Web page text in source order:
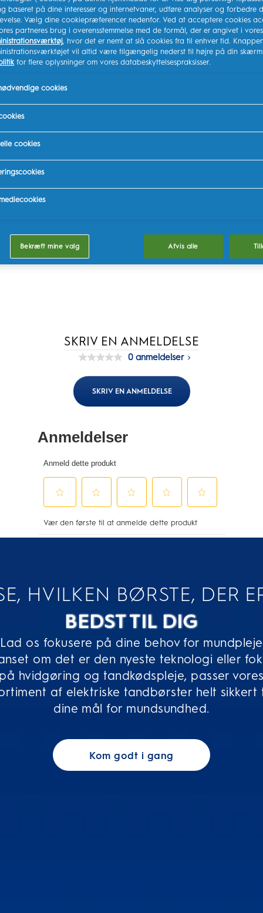
anbefales af
giver en nænsom og
SE MERE
Den uundværlige
Rundt børstehoved,
Skånsom ved
SKRIV EN ANMELDELSE
Ingen
værdi
Samme
0 anmeldelser
SKRIV EN ANMELDELSE
HVILKEN BØRSTE, DER
BEDST TIL DIG
Lad os fokusere på dine behov for mundpleje
om det er den nyeste teknologi eller
hvidgøring og tandkødspleje, passer vores
af elektriske tandbørster helt sikkert
dine mål for mundsundhed.
Kom godt i gang
baseret på dine interesser og internetvaner, udføre analyser og forbedre
Vælg dine cookiepræferencer nedenfor. Ved at acceptere cookies
partneres brug i overensstemmelse med de formål, der er angivet i vores
, hvor det er nemt at slå cookies fra til enhver tid.
vil altid være tilgængelig nederst til højre på din
for flere oplysninger om vores databeskyttelsespraksisser.
cookies
cookies
Bekræft mine valg Afvis alle